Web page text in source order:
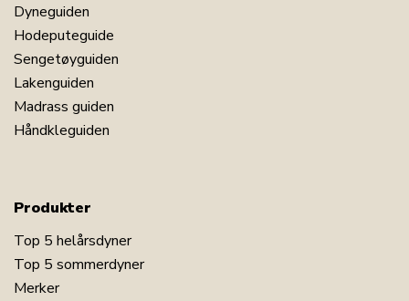
Dyneguiden
Hodeputeguide
Sengetøyguiden
Lakenguiden
Madrass guiden
Håndkleguiden
Produkter
Top 5 helårsdyner
Top 5 sommerdyner
Merker